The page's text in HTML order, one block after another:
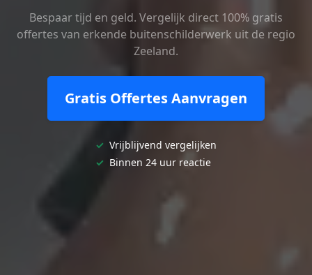
Bespaar tijd en geld. Vergelijk direct 100% gratis
offertes van erkende buitenschilderwerk uit de regio
Zeeland.
Gratis Offertes Aanvragen
✓ Vrijblijvend vergelijken
✓ Binnen 24 uur reactie